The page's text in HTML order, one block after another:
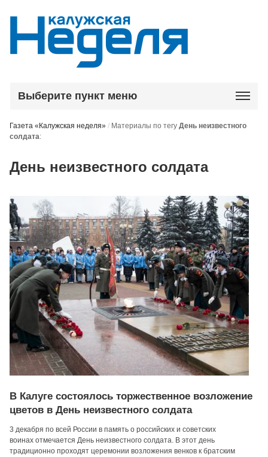
Выберите пункт меню
Газета «Калужская неделя» / Материалы по тегуДень неизвестного
солдата:
День неизвестного солдата
В Калуге состоялось торжественное возложение
цветов в День неизвестного солдата
3 декабря по всей России в память о российских и советских
воинах отмечается День неизвестного солдата. В этот день
традиционно проходят церемонии возложения венков к братским